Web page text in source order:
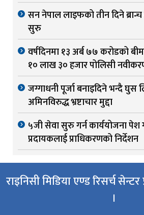
सन नेपाल लाइफको तीन दिने
सुरु
वर्षदिनमा १३ अर्ब ७७ करोडको
१० लाख ३० हजार पोलिसी
जग्गाधनी पूर्जा बनाइदिने भन्दै घुस
अमिनविरुद्ध भ्रष्टाचार मुद्दा
५जी सेवा सुरु गर्न कार्ययोजना पेश
प्रदायकलाई प्राधिकरणको निर्देशन
राइनिसी मिडिया एण्ड रिसर्च सेन्टर
।